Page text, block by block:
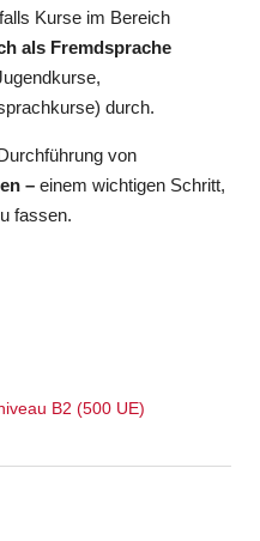
Kurse im Bereich
als Fremdsprache
durch.
von
–einem wichtigen Schritt,
fassen.
B2 (500 UE)